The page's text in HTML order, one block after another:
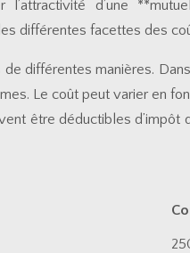
d’une
différentes facettes des
différentes manières.
Le coût peut varier en
être déductibles d’impôt